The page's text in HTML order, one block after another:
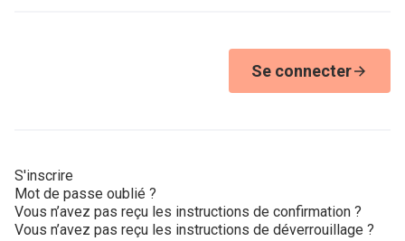
Se connecter
S'inscrire
Mot de passe oublié ?
Vous n’avez pas reçu les instructions de confirmation ?
Vous n’avez pas reçu les instructions de déverrouillage ?